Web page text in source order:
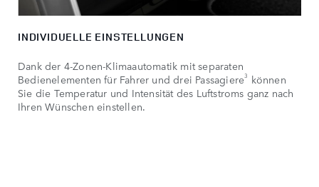
INDIVIDUELLE EINSTELLUNGEN
Dank der 4-Zonen-Klimaautomatik mit separaten
Bedienelementen für Fahrer und drei Passagiere3
können
Sie die Temperatur und Intensität des Luftstroms ganz nach
Ihren Wünschen einstellen.